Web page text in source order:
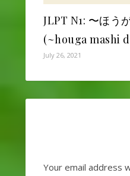
JLPT N1: 〜ほう
(~houga mashi
July 26, 2021
Your email address